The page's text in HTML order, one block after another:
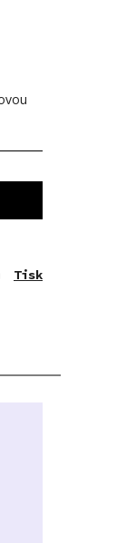
Tisk